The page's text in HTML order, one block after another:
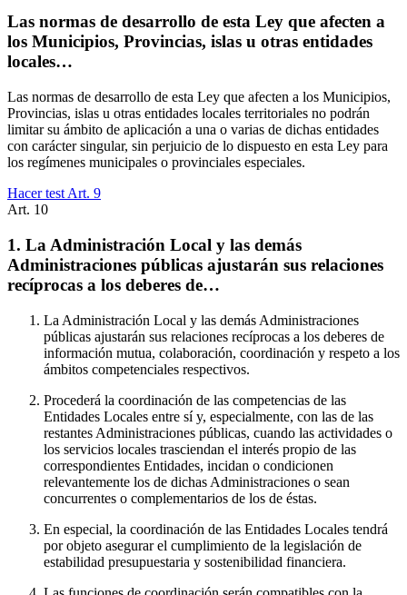
Las normas de desarrollo de esta Ley que afecten a
los Municipios, Provincias, islas u otras entidades
locales…
Las normas de desarrollo de esta Ley que afecten a los Municipios,
Provincias, islas u otras entidades locales territoriales no podrán
limitar su ámbito de aplicación a una o varias de dichas entidades
con carácter singular, sin perjuicio de lo dispuesto en esta Ley para
los regímenes municipales o provinciales especiales.
Hacer test Art. 9
Art. 10
1. La Administración Local y las demás
Administraciones públicas ajustarán sus relaciones
recíprocas a los deberes de…
La Administración Local y las demás Administraciones
públicas ajustarán sus relaciones recíprocas a los deberes de
información mutua, colaboración, coordinación y respeto a los
ámbitos competenciales respectivos.
Procederá la coordinación de las competencias de las
Entidades Locales entre sí y, especialmente, con las de las
restantes Administraciones públicas, cuando las actividades o
los servicios locales trasciendan el interés propio de las
correspondientes Entidades, incidan o condicionen
relevantemente los de dichas Administraciones o sean
concurrentes o complementarios de los de éstas.
En especial, la coordinación de las Entidades Locales tendrá
por objeto asegurar el cumplimiento de la legislación de
estabilidad presupuestaria y sostenibilidad financiera.